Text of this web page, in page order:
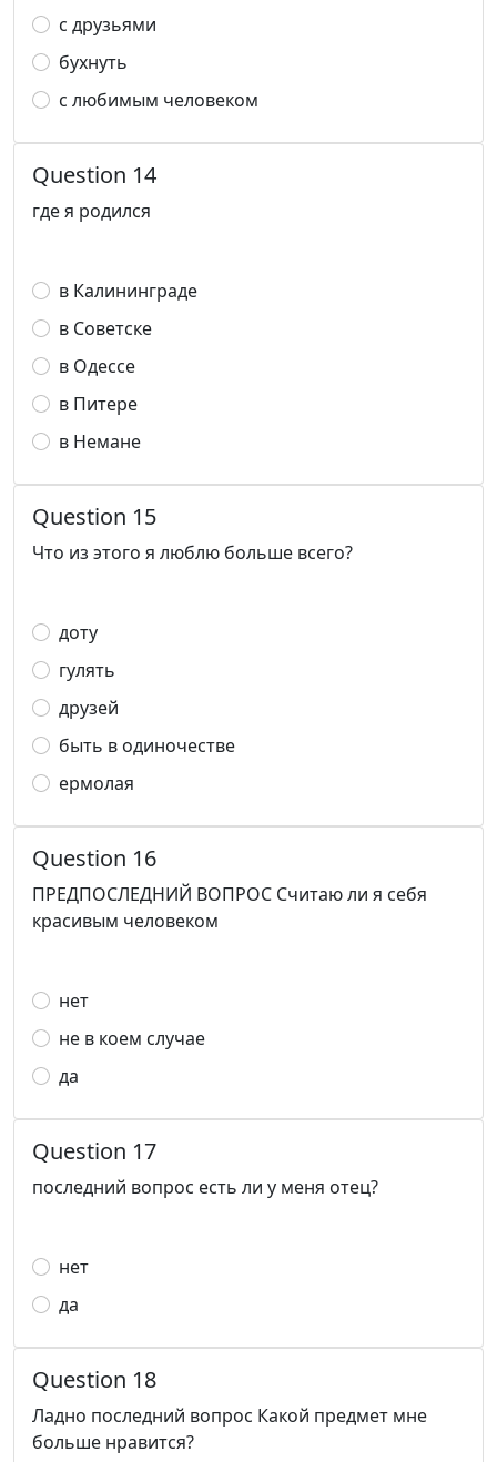
с друзьями
бухнуть
с любимым человеком
Question 14
где я родился
в Калининграде
в Советске
в Одессе
в Питере
в Немане
Question 15
Что из этого я люблю больше всего?
доту
гулять
друзей
быть в одиночестве
ермолая
Question 16
ПРЕДПОСЛЕДНИЙ ВОПРОС Считаю ли я себя
красивым человеком
нет
не в коем случае
да
Question 17
последний вопрос есть ли у меня отец?
нет
да
Question 18
Ладно последний вопрос Какой предмет мне
больше нравится?